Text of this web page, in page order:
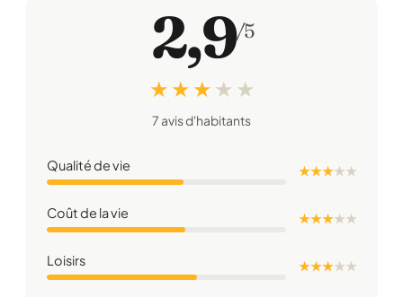
2,9/5
★ ★ ★ ★ ★
7 avis d'habitants
Qualité de vie ★ ★ ★★★
Coût de la vie ★ ★ ★★★
Loisirs ★ ★ ★★★